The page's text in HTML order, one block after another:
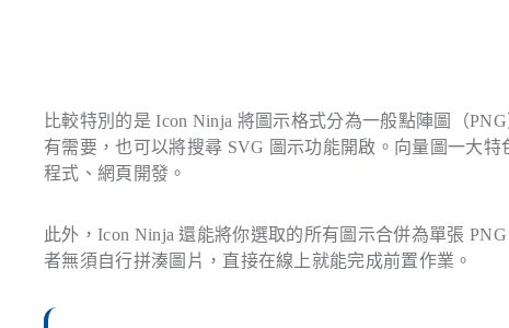
比較特別的是 Icon Ninja 將圖示格式分為一般點陣圖（PNG
有需要，也可以將搜尋 SVG 圖示功能開啟。向量圖一大
程式、網頁開發。
此外，Icon Ninja 還能將你選取的所有圖示合併為單張
者無須自行拼湊圖片，直接在線上就能完成前置作業。